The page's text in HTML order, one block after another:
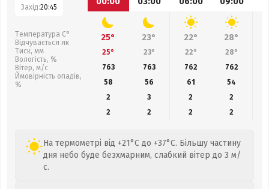
Захід:20:45
Температура С°
Відчувається як
Тиск, мм
Вологість, %
Вітер, м/с
Ймовірність опадів,
%
25° 23° 22° 28°
25° 23° 22° 28°
763
763 762 762
58
56 61
54
2
3 2
2
2
2 2 2
На термометрі від +21°C до +37°C. Більшу частину
дня небо буде безхмарним, слабкий вітер до 3 м/
с.